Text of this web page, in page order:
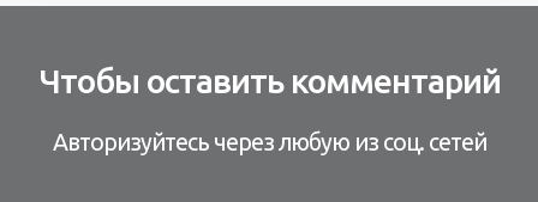
Чтобы оставить комментарий
Авторизуйтесь через любую из соц. сетей